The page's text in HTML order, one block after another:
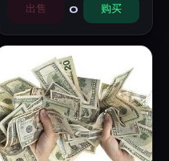
出售 0 购买